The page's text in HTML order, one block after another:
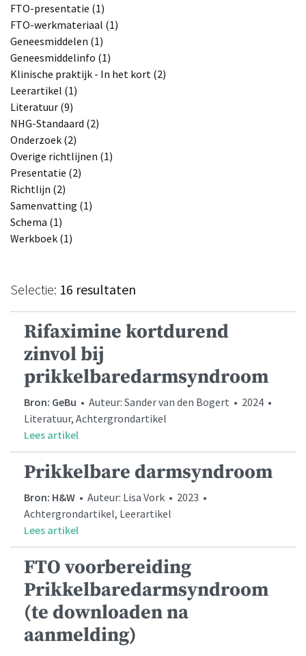
FTO-presentatie (1)
FTO-werkmateriaal (1)
Geneesmiddelen (1)
Geneesmiddelinfo (1)
Klinische praktijk - In het kort (2)
Leerartikel (1)
Literatuur (9)
NHG-Standaard (2)
Onderzoek (2)
Overige richtlijnen (1)
Presentatie (2)
Richtlijn (2)
Samenvatting (1)
Schema (1)
Werkboek (1)
Selectie: 16 resultaten
Rifaximine kortdurend
zinvol bij
prikkelbaredarmsyndroom
Bron: GeBu • Auteur: Sander van den Bogert • 2024 •
Literatuur, Achtergrondartikel
Lees artikel
Prikkelbare darmsyndroom
Bron: H&W • Auteur: Lisa Vork • 2023 •
Achtergrondartikel, Leerartikel
Lees artikel
FTO voorbereiding
Prikkelbaredarmsyndroom
(te downloaden na
aanmelding)